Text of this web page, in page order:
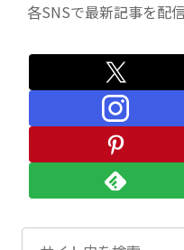
各SNSで最新記事を配